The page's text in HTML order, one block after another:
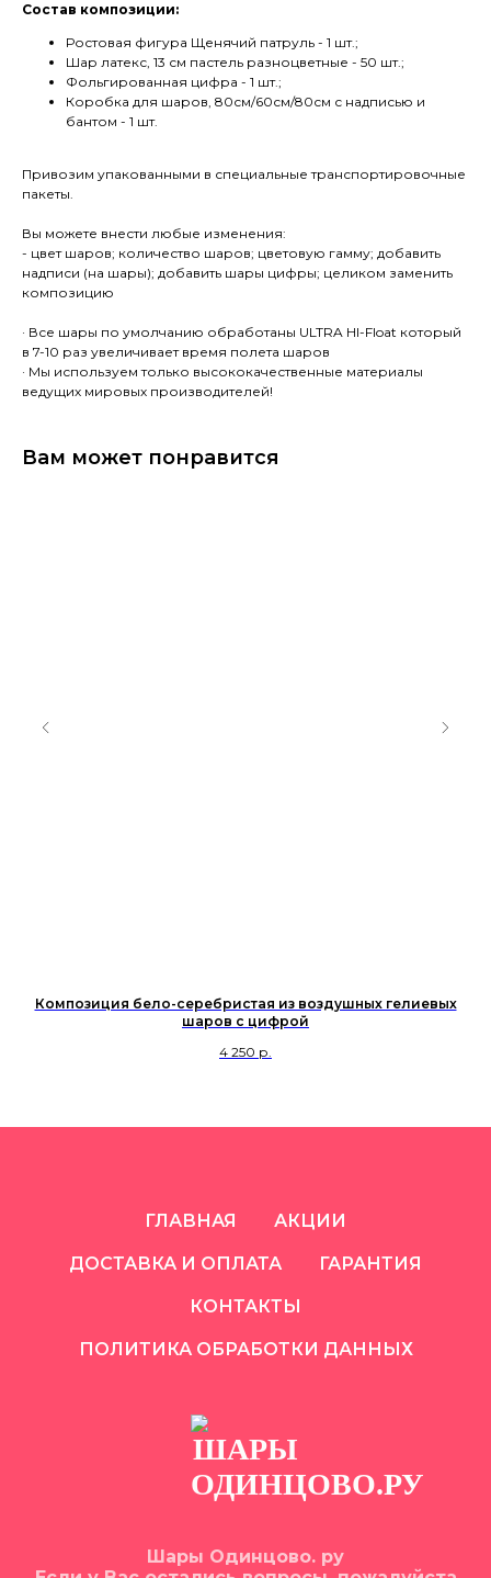
Состав композиции:
Ростовая фигура Щенячий патруль - 1 шт.;
Шар латекс, 13 см пастель разноцветные - 50 шт.;
Фольгированная цифра - 1 шт.;
Коробка для шаров, 80см/60см/80см с надписью и
бантом - 1 шт.
Привозим упакованными в специальные транспортировочные
пакеты.
Вы можете внести любые изменения:
- цвет шаров; количество шаров; цветовую гамму; добавить
надписи (на шары); добавить шары цифры; целиком заменить
композицию
· Все шары по умолчанию обработаны ULTRA HI-Float который
в 7-10 раз увеличивает время полета шаров
· Мы используем только высококачественные материалы
ведущих мировых производителей!
Вам может понравится
Композиция бело-серебристая из воздушных гелиевых
шаров с цифрой
4 250 р.
ГЛАВНАЯ АКЦИИ
ДОСТАВКА И ОПЛАТА ГАРАНТИЯ
КОНТАКТЫ
ПОЛИТИКА ОБРАБОТКИ ДАННЫХ
Шары Одинцово. ру